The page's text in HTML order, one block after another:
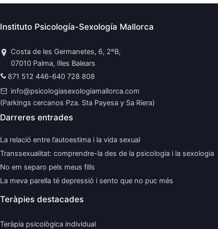
Instituto Psicología-Sexología Mallorca
Costa de les Germanetes, 6, 2ºB,
07010 Palma, Illes Balears
871 512 446-640 728 808
info@psicologiasexologiamallorca.com
(Parkings cercanos Pza. Sta Payesa y Sa Riera)
Darreres entrades
La relació entre l’autoestima i la vida sexual
Transsexualitat: comprendre-la des de la psicologia i la sexologia
No em separo pels meus fills
La meva parella té depressió i sento que no puc més
Teràpies destacades
Teràpia psicològica individual